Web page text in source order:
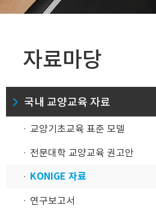
자료마당
국내 교양교육 자료
교양기초교육 표준 모델
전문대학 교양교육 권고안
KONIGE 자료
연구보고서